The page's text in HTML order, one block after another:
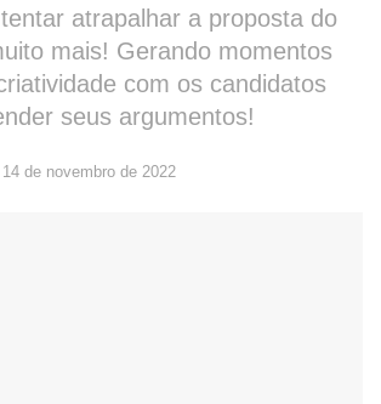
atrapalhar a proposta do
mais! Gerando momentos
com os candidatos
seus argumentos!
14 de novembro de 2022